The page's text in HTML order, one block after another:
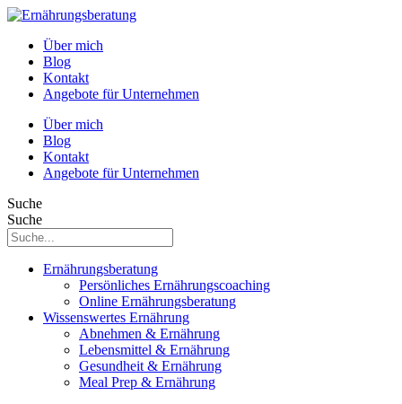
Über mich
Blog
Kontakt
Angebote für Unternehmen
Über mich
Blog
Kontakt
Angebote für Unternehmen
Suche
Suche
Ernährungsberatung
Persönliches Ernährungscoaching
Online Ernährungsberatung
Wissenswertes Ernährung
Abnehmen & Ernährung
Lebensmittel & Ernährung
Gesundheit & Ernährung
Meal Prep & Ernährung